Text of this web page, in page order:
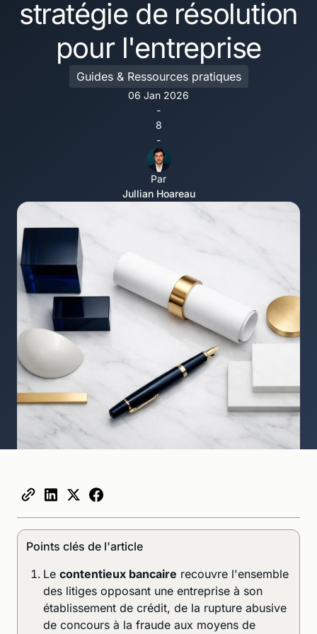
stratégie de résolution
pour l'entreprise
Guides & Ressources pratiques
06 Jan 2026
-
8
-
Par
Jullian Hoareau
Points clés de l'article
Le contentieux bancaire recouvre l'ensemble
des litiges opposant une entreprise à son
établissement de crédit, de la rupture abusive
de concours à la fraude aux moyens de